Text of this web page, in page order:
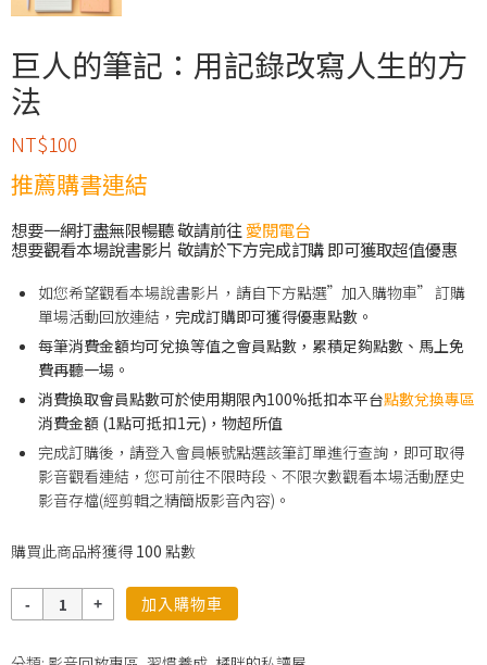
巨人的筆記：用記錄改寫人生的方
法
NT$100
推薦購書連結
想要一網打盡無限暢聽 敬請前往 愛閱電台
想要觀看本場說書影片 敬請於下方完成訂購 即可獲取超值優惠
如您希望觀看本場說書影片，請自下方點選”加入購物車” 訂購
單場活動回放連結， 完成訂購即可獲得優惠點數。
每筆消費金額均可兌換等值之會員點數，累積足夠點數、馬上免
費再聽一場。
消費換取會員點數可於使用期限內100%抵扣本平台點數兌換專區
消費金額 (1點可抵扣1元)，物超所值
完成訂購後，請登入會員帳號點選該筆訂單進行查詢，即可取得
影音觀看連結，您可前往不限時段、不限次數觀看本場活動歷史
影音存檔(經剪輯之精簡版影音內容)。
購買此商品將獲得 100 點數
量
加入購物車